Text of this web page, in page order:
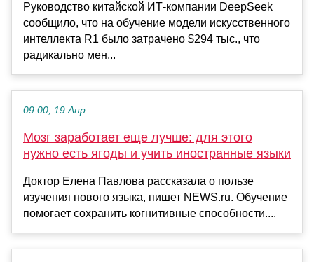
Руководство китайской ИТ-компании DeepSeek
сообщило, что на обучение модели искусственного
интеллекта R1 было затрачено $294 тыс., что
радикально мен...
09:00, 19 Апр
Мозг заработает еще лучше: для этого
нужно есть ягоды и учить иностранные языки
Доктор Елена Павлова рассказала о пользе
изучения нового языка, пишет NEWS.ru. Обучение
помогает сохранить когнитивные способности....